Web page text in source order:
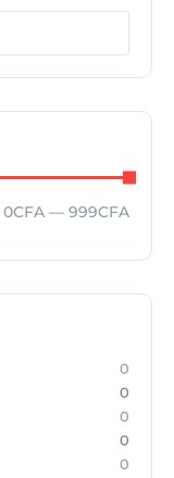
0CFA — 999CFA
0
0
0
0
0